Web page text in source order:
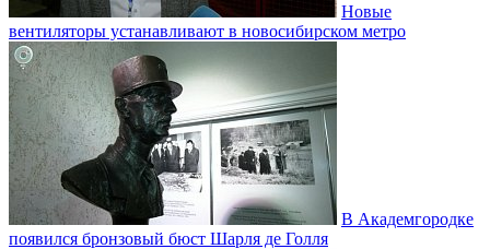
Новые
вентиляторы устанавливают в новосибирском метро
В Академгородке
появился бронзовый бюст Шарля де Голля